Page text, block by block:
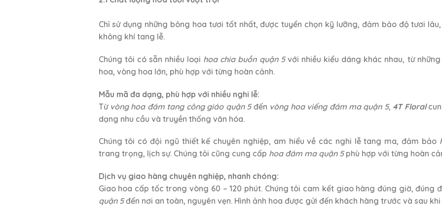
Chỉ sử dụng những bông hoa tươi tốt nhất, được tuyển chọn kỹ lưỡng, đảm bảo độ tươi
không khí tang lễ.
Chúng tôi có sẵn nhiều loại hoa chia buồn quận 5với nhiều kiểu dáng khác nhau, từ
hoa, vòng hoa lớn, phù hợp với từng hoàn cảnh.
Mẫu mã đa dạng, phù hợp với nhiều nghi lễ:
Từ vòng hoa đám tang công giáo quận 5đến vòng hoa viếng đám ma quận 5, 4T Floral
dạng nhu cầu và truyền thống văn hóa.
Chúng tôi có đội ngũ thiết kế chuyên nghiệp, am hiểu về các nghi lễ tang ma, đảm bảo
trang trọng, lịch sự. Chúng tôi cũng cung cấp hoa đám ma quận 5phù hợp với từng hoàn
Dịch vụ giao hàng chuyên nghiệp, nhanh chóng:
Giao hoa cấp tốc trong vòng 60 – 120 phút. Chúng tôi cam kết giao hàng đúng giờ, đúng
quận 5đến nơi an toàn, nguyên vẹn. Hình ảnh hoa được gửi đến khách hàng trước và sau